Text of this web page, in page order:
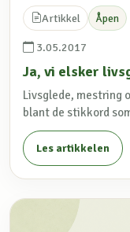
Artikkel Åpen
3.05.2017
Ja, vi elsker
Livsglede, mestring
blant de stikkord
Les artikkelen